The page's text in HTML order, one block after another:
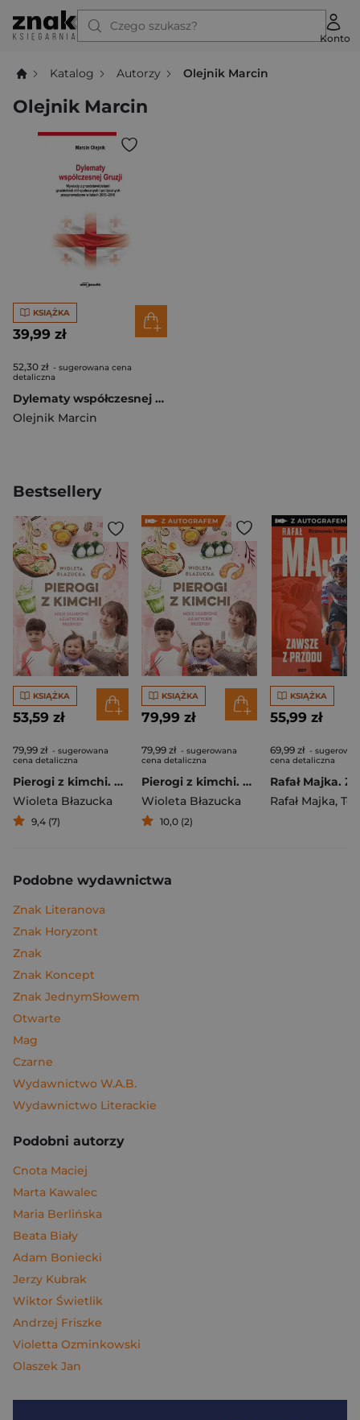
Czego szukasz?
Konto
Katalog Autorzy Olejnik Marcin
Olejnik Marcin
KSIĄŻKA
39,99 zł
52,30 zł - sugerowana cena
detaliczna
Dylematy współczesnej Gruzji. Wywiady z przedstawicielami gruzińskich elit społecznych i politycznych
Olejnik Marcin
Bestsellery
KSIĄŻKA
53,59 zł
79,99 zł - sugerowana
cena detaliczna
Pierogi z kimchi. Moje ulubione azjatyckie przepisy
Wioleta Błazucka
9,4 (7)
KSIĄŻKA
79,99 zł
79,99 zł - sugerowana
cena detaliczna
Pierogi z kimchi. Moje ulubione azjatyckie przepisy - książka z autografem
Wioleta Błazucka
10,0 (2)
KSIĄŻKA
55,99 zł
69,99 zł -
cena detaliczna
Rafał Majka,
Podobne wydawnictwa
Znak Literanova
Znak Horyzont
Znak
Znak Koncept
Znak JednymSłowem
Otwarte
Mag
Czarne
Wydawnictwo W.A.B.
Wydawnictwo Literackie
Podobni autorzy
Cnota Maciej
Marta Kawalec
Maria Berlińska
Beata Biały
Adam Boniecki
Jerzy Kubrak
Wiktor Świetlik
Andrzej Friszke
Violetta Ozminkowski
Olaszek Jan